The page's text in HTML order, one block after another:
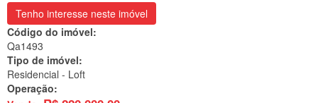
Tenho interesse neste imóvel
Código do imóvel:
Qa1493
Tipo de imóvel:
Residencial - Loft
Operação: